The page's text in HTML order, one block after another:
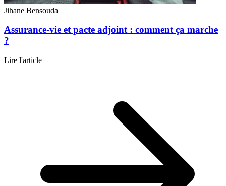
Jihane Bensouda
Assurance-vie et pacte adjoint : comment ça marche
?
Lire l'article